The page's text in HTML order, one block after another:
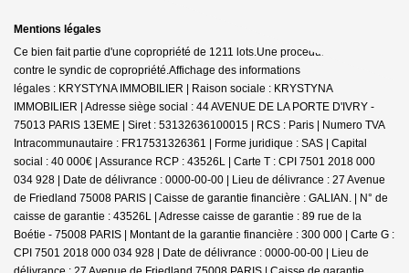
Mentions légales
Ce bien fait partie d'une copropriété de 1211 lots.Une procédure est en cours
contre le syndic de copropriété.Affichage des informations
légales : KRYSTYNA IMMOBILIER | Raison sociale : KRYSTYNA
IMMOBILIER | Adresse siège social : 44 AVENUE DE LA PORTE D'IVRY -
75013 PARIS 13EME | Siret : 53132636100015 | RCS : Paris | Numero TVA
Intracommunautaire : FR17531326361 | Forme juridique : SAS | Capital
social : 40 000€ | Assurance RCP : 43526L | Carte T : CPI 7501 2018 000
034 928 | Date de délivrance : 0000-00-00 | Lieu de délivrance : 27 Avenue
de Friedland 75008 PARIS | Caisse de garantie financière : GALIAN. | N° de
caisse de garantie : 43526L | Adresse caisse de garantie : 89 rue de la
Boétie - 75008 PARIS | Montant de la garantie financière : 300 000 | Carte G :
CPI 7501 2018 000 034 928 | Date de délivrance : 0000-00-00 | Lieu de